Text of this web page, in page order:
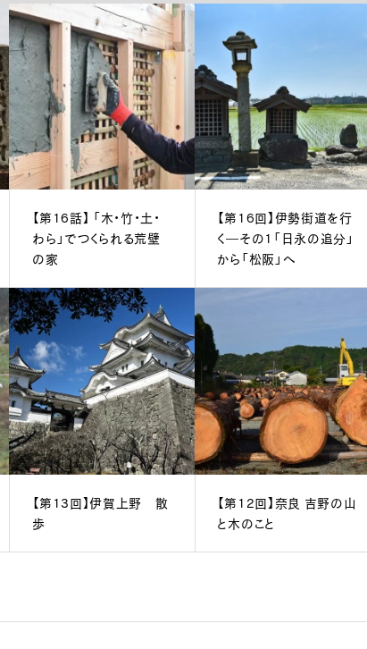
【第16話】 「木・竹・土・
わら」でつくられる荒壁
の家
【第16回】伊勢街道を行
く―その1「日永の追分」
から「松阪」へ
【第13回】伊賀上野 散
歩
【第12回】奈良 吉野の山
と木のこと